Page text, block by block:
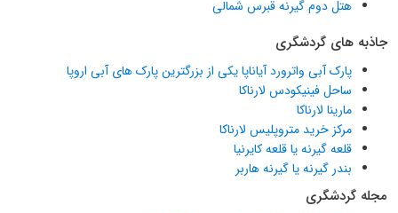
هتل دوم گیرنه قبرس شمالی
جاذبه های گردشگری
پارک آبی واترورد آیاناپا یکی از بزرگترین پارک های آبی اروپا
ساحل فینیکودس لارناکا
مارینا لارناکا
مرکز خرید متروپلیس لارناکا
قلعه گیرنه یا قلعه کایرنیا
بندر گیرنه یا گیرنه هاربر
مجله گردشگری